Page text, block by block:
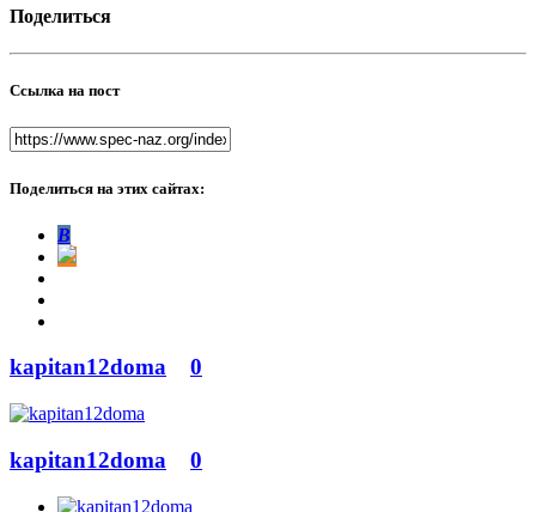
Поделиться
Ссылка на пост
Поделиться на этих сайтах:
В
kapitan12doma 0
kapitan12doma 0